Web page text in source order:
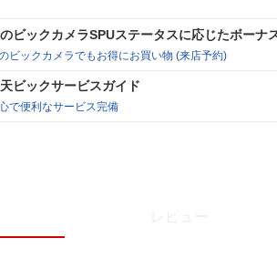
ビックカメラSPUステータスに応じたボーナ
ビックカメラでもお得にお買い物 (来店予約)
ビックサービスガイド
で便利なサービス完備